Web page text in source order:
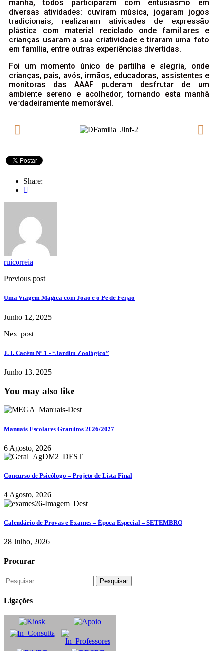
manhã, todos participaram com entusiasmo em
diversas atividades: ouviram música, jogaram jogos
tradicionais, realizaram atividades de expressão
plástica com material reciclado onde familiares e
crianças usaram a sua criatividade e tiraram uma foto
em família, entre outras experiências divertidas.
Foi um momento único de partilha e alegria, onde
crianças, pais, avós, irmãos, educadoras, assistentes e
monitoras das AAAF puderam desfrutar de um
ambiente sereno e acolhedor, tornando esta manhã
verdadeiramente memorável.
Share:
ruicorreia
Previous post
Uma Viagem Mágica com João e o Pé de Feijão
Junho 12, 2025
Next post
J. I. Cacém Nº 1 - “Jardim Zoológico”
Junho 13, 2025
You may also like
Manuais Escolares Gratuitos 2026/2027
6 Agosto, 2026
Concurso de Psicólogo – Projeto de Lista Final
4 Agosto, 2026
Calendário de Provas e Exames – Época Especial – SETEMBRO
28 Julho, 2026
Procurar
Ligações